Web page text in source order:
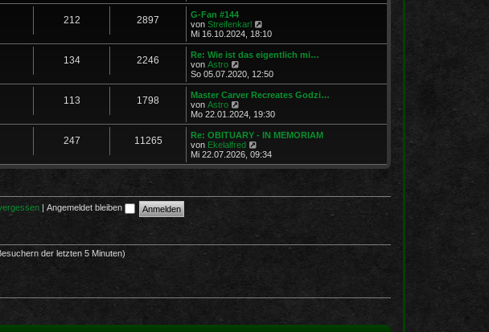
B
e
i
r
g
u
B
r
212 2897
G-Fan #144
von Streifenkarl
e
u
e
s
t
B
e
i
r
g
Mi 16.10.2024, 18:10
134 2246
Re: Wie ist das eigentlich mi…
von Astro
e
u
e
t
r
B
e
i
t
g
So 05.07.2020, 12:50
113 1798
Master Carver Recreates Godzi…
von Astro
e
u
e
s
t
r
i
Mo 22.01.2024, 19:30
247 11265
Re: OBITUARY - IN MEMORIAM
von Ekelalfred
e
u
Mi 22.07.2026, 09:34
Angemeldet bleiben
der letzten 5 Minuten)